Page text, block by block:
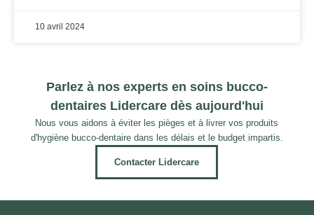
10 avril 2024
Parlez à nos experts en soins bucco-
dentaires Lidercare dès aujourd'hui
Nous vous aidons à éviter les pièges et à livrer vos produits
d'hygiène bucco-dentaire dans les délais et le budget impartis.
Contacter Lidercare